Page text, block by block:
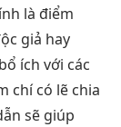
là điểm
giả hay
ích với các
chí có lẽ chia
sẽ giúp